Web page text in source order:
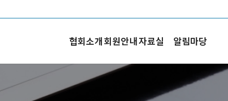
협회소개회원안내자료실 알림마당